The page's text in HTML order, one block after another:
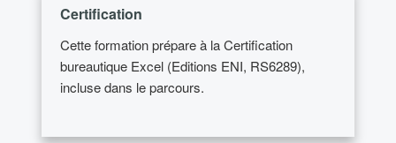
Certification
Cette formation prépare à la Certification
bureautique Excel (Editions ENI, RS6289),
incluse dans le parcours.